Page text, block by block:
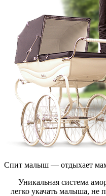
Спит малыш — отдыхает
Уникальная система
легко укачать малыша, не